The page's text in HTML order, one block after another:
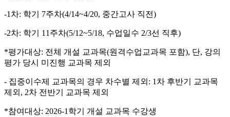
-1차: 학기 7주차(4/14~4/20, 중간고사 직전)
-2차: 학기 11주차(5/12~5/18, 수업일수 2/3선 직후)
*평가대상: 전체 개설 교과목(원격수업교과목 포함), 단, 강의
평가 당시 미진행 교과목 제외
- 집중이수제 교과목의 경우 차수별 제외: 1차 후반기 교과목
제외, 2차 전반기 교과목 제외
*참여대상: 2026-1학기 개설 교과목 수강생